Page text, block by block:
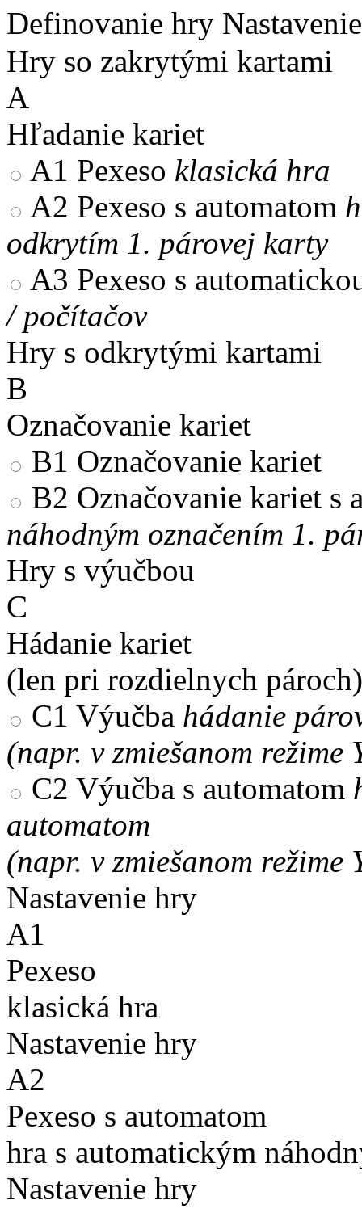
Definovanie hry
Hry so zakrytými kartami
A
Hľadanie kariet
A1 Pexeso klasická hra
A2 Pexeso s automatom
odkrytím 1. párovej karty
A3 Pexeso s
/ počítačov
Hry s odkrytými kartami
B
Označovanie kariet
B1 Označovanie kariet
B2 Označovanie kariet s
náhodným označením 1.
Hry s výučbou
C
Hádanie kariet
(len pri rozdielnych pároch)
C1 Výučba hádanie
(napr. v zmiešanom režime
C2 Výučba s automatom
automatom
(napr. v zmiešanom režime
Nastavenie hry
A1
Pexeso
klasická hra
Nastavenie hry
A2
Pexeso s automatom
hra s automatickým
Nastavenie hry